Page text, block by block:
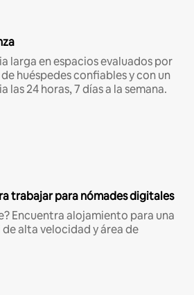
larga en espacios evaluados por
huéspedes confiables y con un
las 24 horas, 7 días a la semana.
trabajar para nómades digitales
Encuentra alojamiento para una
alta velocidad y área de